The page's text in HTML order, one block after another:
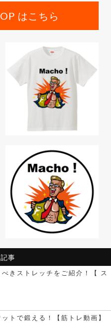
はこちら
事
きストレッチをご紹介！【 ス
トで鍛える！【筋トレ動画】